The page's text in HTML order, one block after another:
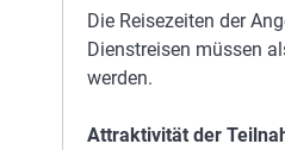
Die Reisezeiten der
Dienstreisen müssen
werden.
Attraktivität der